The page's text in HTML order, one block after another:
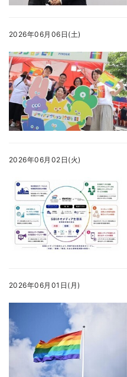
2026年06月06日(土)
2026年06月02日(火)
2026年06月01日(月)